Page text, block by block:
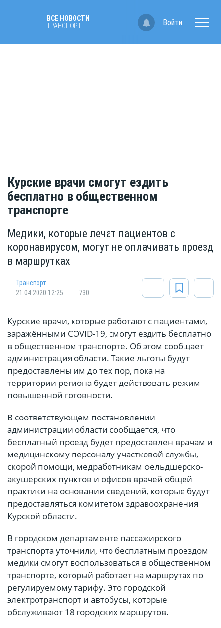
ВСЕ НОВОСТИ
ТРАНСПОРТ
Войти
Курские врачи смогут ездить
бесплатно в общественном
транспорте
Медики, которые лечат пациентов с
коронавирусом, могут не оплачивать проезд
в маршрутках
Транспорт
21.04.2020 12:25
730
Курские врачи, которые работают с пациентами,
заражёнными COVID-19, смогут ездить бесплатно
в общественном транспорте. Об этом сообщает
администрация области. Такие льготы будут
предоставлены им до тех пор, пока на
территории региона будет действовать режим
повышенной готовности.
В соответствующем постановлении
администрации области сообщается, что
бесплатный проезд будет предоставлен врачам и
медицинскому персоналу участковой службы,
скорой помощи, медработникам фельдшерско-
акушерских пунктов и офисов врачей общей
практики на основании сведений, которые будут
предоставляться комитетом здравоохранения
Курской области.
В городском департаменте пассажирского
транспорта уточнили, что бесплатным проездом
медики смогут воспользоваться в общественном
транспорте, который работает на маршрутах по
регулируемому тарифу. Это городской
электротранспорт и автобусы, которые
обслуживают 18 городских маршрутов.